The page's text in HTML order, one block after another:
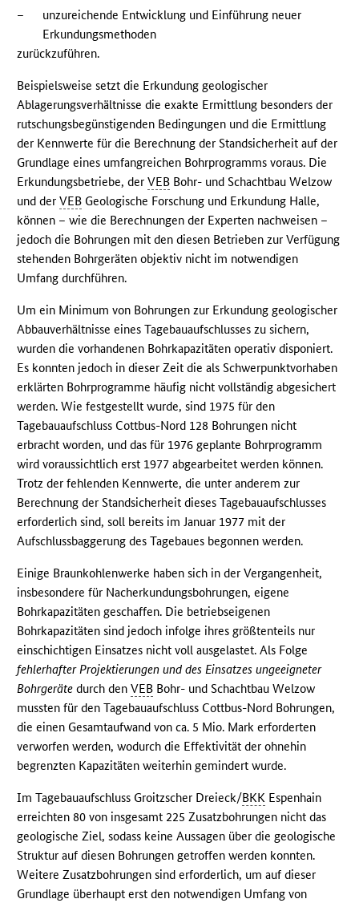
–
unzureichende Entwicklung und Einführung neuer
Erkundungsmethoden
zurückzuführen.
Beispielsweise setzt die Erkundung geologischer
Ablagerungsverhältnisse die exakte Ermittlung besonders der
rutschungsbegünstigenden Bedingungen und die Ermittlung
der Kennwerte für die Berechnung der Standsicherheit auf der
Grundlage eines umfangreichen Bohrprogramms voraus. Die
Erkundungsbetriebe, derVEB Bohr- und Schachtbau Welzow
und derVEB Geologische Forschung und Erkundung Halle,
können – wie die Berechnungen der Experten nachweisen –
jedoch die Bohrungen mit den diesen Betrieben zur Verfügung
stehenden Bohrgeräten objektiv nicht im notwendigen
Umfang durchführen.
Um ein Minimum von Bohrungen zur Erkundung geologischer
Abbauverhältnisse eines Tagebauaufschlusses zu sichern,
wurden die vorhandenen Bohrkapazitäten operativ disponiert.
Es konnten jedoch in dieser Zeit die als Schwerpunktvorhaben
erklärten Bohrprogramme häufig nicht vollständig abgesichert
werden. Wie festgestellt wurde, sind 1975 für den
Tagebauaufschluss Cottbus-Nord 128 Bohrungen nicht
erbracht worden, und das für 1976 geplante Bohrprogramm
wird voraussichtlich erst 1977 abgearbeitet werden können.
Trotz der fehlenden Kennwerte, die unter anderem zur
Berechnung der Standsicherheit dieses Tagebauaufschlusses
erforderlich sind, soll bereits im Januar 1977 mit der
Aufschlussbaggerung des Tagebaues begonnen werden.
Einige Braunkohlenwerke haben sich in der Vergangenheit,
insbesondere für Nacherkundungsbohrungen, eigene
Bohrkapazitäten geschaffen. Die betriebseigenen
Bohrkapazitäten sind jedoch infolge ihres größtenteils nur
einschichtigen Einsatzes nicht voll ausgelastet. Als Folge
fehlerhafter Projektierungen und des Einsatzes ungeeigneter
Bohrgeräte durch denVEB Bohr- und Schachtbau Welzow
mussten für den Tagebauaufschluss Cottbus-Nord Bohrungen,
die einen Gesamtaufwand von ca. 5 Mio. Mark erforderten
verworfen werden, wodurch die Effektivität der ohnehin
begrenzten Kapazitäten weiterhin gemindert wurde.
Im Tagebauaufschluss Groitzscher Dreieck/BKK Espenhain
erreichten 80 von insgesamt 225 Zusatzbohrungen nicht das
geologische Ziel, sodass keine Aussagen über die geologische
Struktur auf diesen Bohrungen getroffen werden konnten.
Weitere Zusatzbohrungen sind erforderlich, um auf dieser
Grundlage überhaupt erst den notwendigen Umfang von